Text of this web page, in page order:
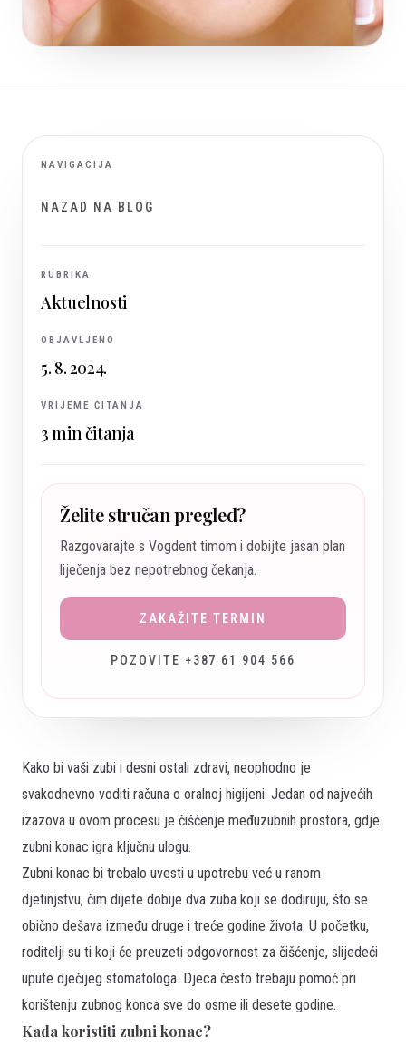
NAVIGACIJA
NAZAD NA BLOG
RUBRIKA
Aktuelnosti
OBJAVLJENO
5. 8. 2024.
VRIJEME ČITANJA
3min čitanja
Želite stručan pregled?
Razgovarajte s Vogdent timom i dobijte jasan plan
liječenja bez nepotrebnog čekanja.
ZAKAŽITE TERMIN
POZOVITE +387 61 904 566
Kako bi vaši zubi i desni ostali zdravi, neophodno je
svakodnevno voditi računa o oralnoj higijeni. Jedan od najvećih
izazova u ovom procesu je čišćenje međuzubnih prostora, gdje
zubni konac igra ključnu ulogu.
Zubni konac bi trebalo uvesti u upotrebu već u ranom
djetinjstvu, čim dijete dobije dva zuba koji se dodiruju, što se
obično dešava između druge i treće godine života. U početku,
roditelji su ti koji će preuzeti odgovornost za čišćenje, slijedeći
upute dječijeg stomatologa. Djeca često trebaju pomoć pri
korištenju zubnog konca sve do osme ili desete godine.
Kada koristiti zubni konac?